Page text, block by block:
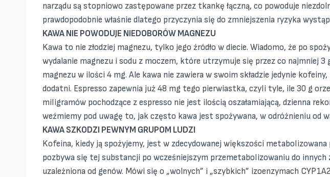
narządu są stopniowo zastępowane przez tkankę łączną, co powoduje
prawdopodobnie właśnie dlatego przyczynia się do zmniejszenia ryzyka
KAWA NIE POWODUJE NIEDOBORÓW MAGNEZU
Kawa to nie złodziej magnezu, tylko jego źródło w diecie. Wiadomo, że po
wydalanie magnezu i sodu z moczem, które utrzymuje się przez co najmniej
magnezu w ilości 4 mg. Ale kawa nie zawiera w swoim składzie jedynie
dodatni. Espresso zapewnia już 48 mg tego pierwiastka, czyli tyle, ile 30 g
miligramów pochodzące z espresso nie jest ilością oszałamiającą, dzienna
weźmiemy pod uwagę to, jak często kawa jest spożywana, w odróżnieniu od
KAWA SZKODZI PEWNYM GRUPOM LUDZI
Kofeina, kiedy ją spożyjemy, jest w zdecydowanej większości
pozbywa się tej substancji po wcześniejszym przemetabolizowaniu do
uzależniona od genów. Mówi się o „wolnych” i „szybkich” izoenzymach